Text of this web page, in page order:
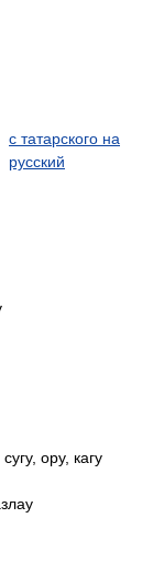
с татарского на
русский
ору, кагу